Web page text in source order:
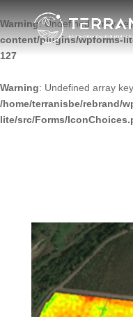
Warning: Undefined array
content/plugins/wpforms-
127
Warning: Undefined array
/home/terranisbe/rebrand/
lite/src/Forms/